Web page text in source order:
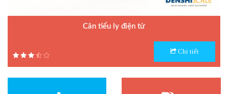
Cân tiểu ly điện tử
Hãng sản xuất : Jadever
Chi tiết